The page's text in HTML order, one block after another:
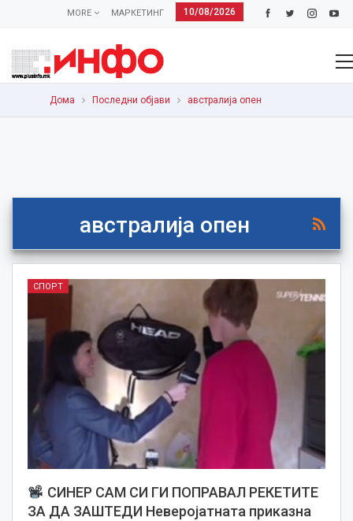
10/08/2026
МАРКЕТИНГ
MORE
Дома Последни објави австралија опен
австралија опен
СПОРТ
СИНЕР САМ СИ ГИ ПОПРАВАЛ РЕКЕТИТЕ
ЗА ДА ЗАШТЕДИ Неверојатната приказна